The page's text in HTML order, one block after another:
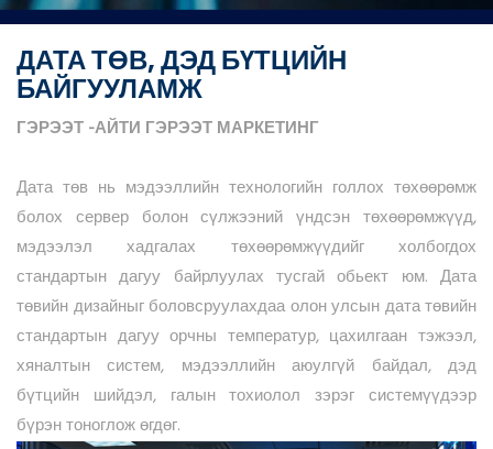
ДАТА ТӨВ, ДЭД БҮТЦИЙН
БАЙГУУЛАМЖ
ГЭРЭЭТ -АЙТИ ГЭРЭЭТ МАРКЕТИНГ
Дата төв нь мэдээллийн технологийн голлох төхөөрөмж
болох сервер болон сүлжээний үндсэн төхөөрөмжүүд,
мэдээлэл хадгалах төхөөрөмжүүдийг холбогдох
стандартын дагуу байрлуулах тусгай обьект юм. Дата
төвийн дизайныг боловсруулахдаа олон улсын дата төвийн
стандартын дагуу орчны температур, цахилгаан тэжээл,
хяналтын систем, мэдээллийн аюулгүй байдал, дэд
бүтцийн шийдэл, галын тохиолол зэрэг системүүдээр
бүрэн тоноглож өгдөг.